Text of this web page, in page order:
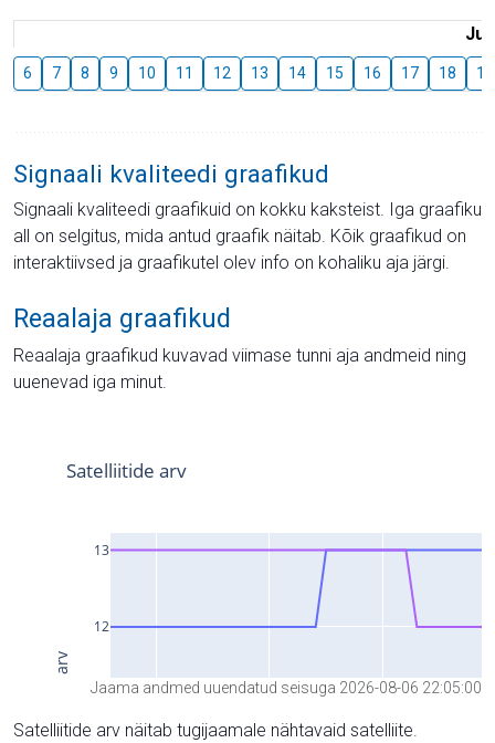
6 7 8 9 10 11 12 13 14 15 16 17 18 19
Signaali kvaliteedi graafikud
Signaali kvaliteedi graafikuid on kokku kaksteist. Iga graafiku
all on selgitus, mida antud graafik näitab. Kõik graafikud on
interaktiivsed ja graafikutel olev info on kohaliku aja järgi.
Reaalaja graafikud
Reaalaja graafikud kuvavad viimase tunni aja andmeid ning
uuenevad iga minut.
Jaama andmed uuendatud seisuga 2026-08-06 22:05:00
Satelliitide arv näitab tugijaamale nähtavaid satelliite.